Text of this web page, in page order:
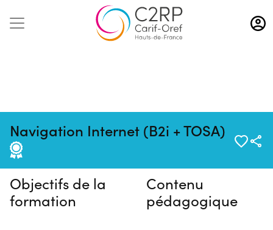
Aller
au
contenu
Navigation Internet (B2i + TOSA)
Pas de session programmée en
ce moment
Objectifs de la
formation
Contenu
pédagogique